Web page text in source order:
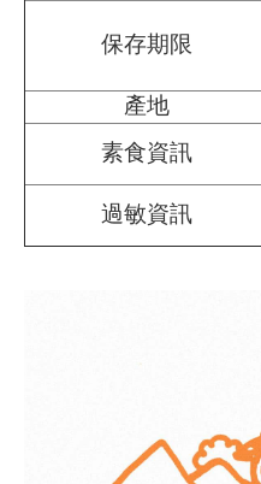
保存期限
產地
素食資訊
過敏資訊